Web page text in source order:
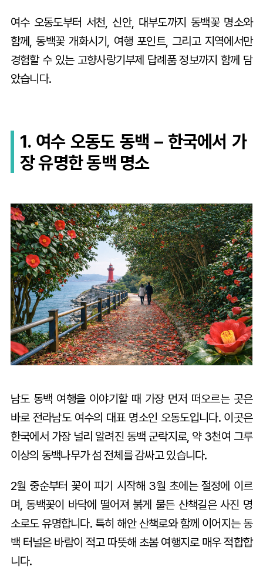
여수 오동도부터 서천, 신안, 대부도까지 동백꽃 명소와
함께, 동백꽃 개화시기, 여행 포인트, 그리고 지역에서만
경험할 수 있는 고향사랑기부제 답례품 정보까지 함께 담
았습니다.
1. 여수 오동도 동백 – 한국에서 가
장 유명한 동백 명소
남도 동백 여행을 이야기할 때 가장 먼저 떠오르는 곳은
바로 전라남도 여수의 대표 명소인 오동도입니다. 이곳은
한국에서 가장 널리 알려진 동백 군락지로, 약 3천여 그루
이상의 동백나무가 섬 전체를 감싸고 있습니다.
2월 중순부터 꽃이 피기 시작해 3월 초에는 절정에 이르
며, 동백꽃이 바닥에 떨어져 붉게 물든 산책길은 사진 명
소로도 유명합니다. 특히 해안 산책로와 함께 이어지는 동
백 터널은 바람이 적고 따뜻해 초봄 여행지로 매우 적합합
니다.